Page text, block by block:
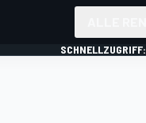
SCHNELLZUGRIFF: